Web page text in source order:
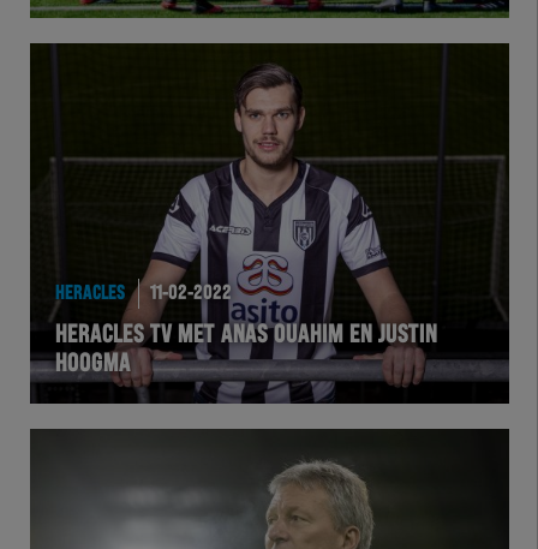
BusinessClub
Foundation
HERACLES 11-02-2022
HERACLES TV MET ANAS OUAHIM EN JUSTIN
HOOGMA